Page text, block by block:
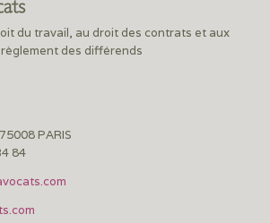
du travail, au droit des contrats et aux
des différends
PARIS
84